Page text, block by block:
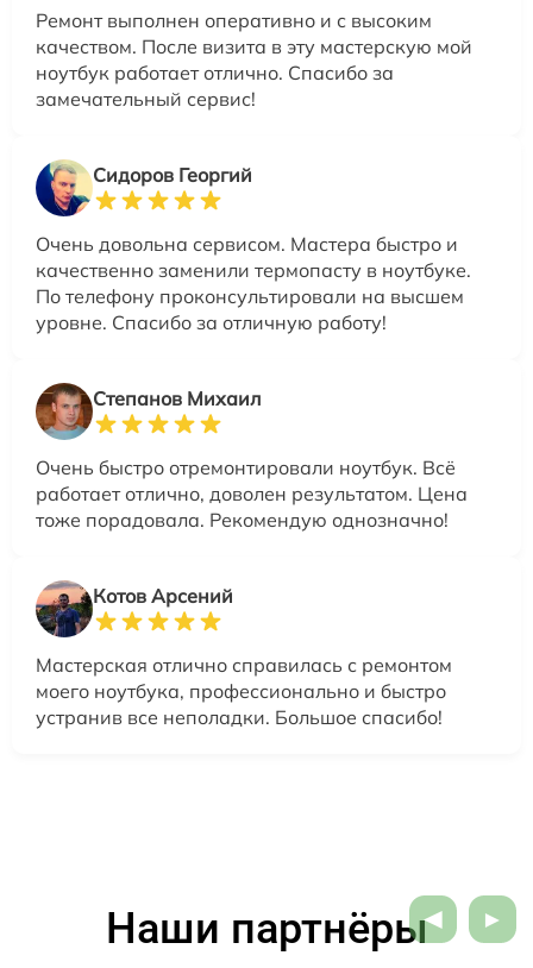
Ремонт выполнен оперативно и с высоким
качеством. После визита в эту мастерскую мой
ноутбук работает отлично. Спасибо за
замечательный сервис!
Сидоров Георгий
Очень довольна сервисом. Мастера быстро и
качественно заменили термопасту в ноутбуке.
По телефону проконсультировали на высшем
уровне. Спасибо за отличную работу!
Степанов Михаил
Очень быстро отремонтировали ноутбук. Всё
работает отлично, доволен результатом. Цена
тоже порадовала. Рекомендую однозначно!
Котов Арсений
Мастерская отлично справилась с ремонтом
моего ноутбука, профессионально и быстро
устранив все неполадки. Большое спасибо!
Наши партнёры